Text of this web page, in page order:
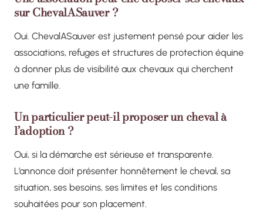
sur ChevalASauver ?
Oui. ChevalASauver est justement pensé pour aider les
associations, refuges et structures de protection équine
à donner plus de visibilité aux chevaux qui cherchent
une famille.
Un particulier peut-il proposer un cheval à
l’adoption ?
Oui, si la démarche est sérieuse et transparente.
L’annonce doit présenter honnêtement le cheval, sa
situation, ses besoins, ses limites et les conditions
souhaitées pour son placement.